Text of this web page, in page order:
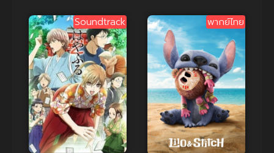
Soundtrack พากย์ไทย